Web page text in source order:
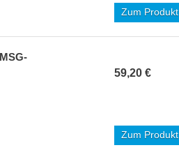
Zum Produkt
59,20 €
Zum Produkt